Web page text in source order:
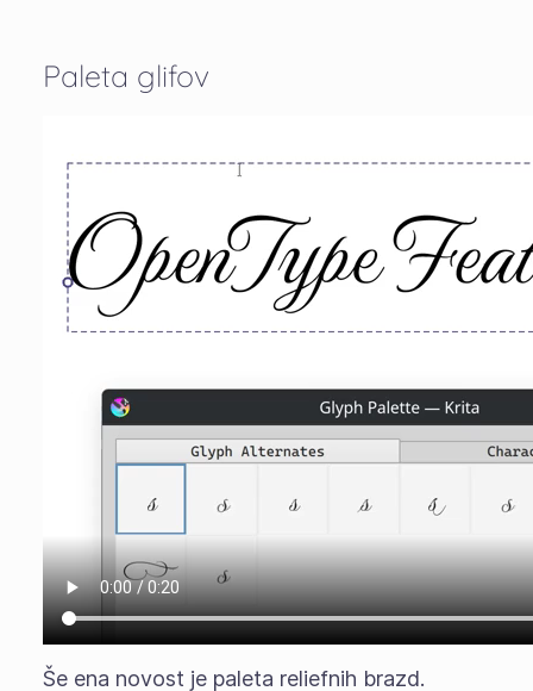
Paleta glifov
Še ena novost je paleta reliefnih brazd.